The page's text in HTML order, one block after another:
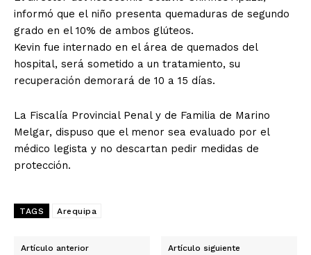
informó que el niño presenta quemaduras de segundo
grado en el 10% de ambos glúteos.
Kevin fue internado en el área de quemados del
hospital, será sometido a un tratamiento, su
recuperación demorará de 10 a 15 días.
La Fiscalía Provincial Penal y de Familia de Marino
Melgar, dispuso que el menor sea evaluado por el
médico legista y no descartan pedir medidas de
protección.
TAGS Arequipa
Artículo anterior Artículo siguiente